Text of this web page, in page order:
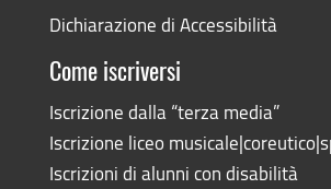
Dichiarazione di Accessibilità
Come iscriversi
Iscrizione dalla “terza media”
Iscrizione liceo
Iscrizioni di alunni con disabilità